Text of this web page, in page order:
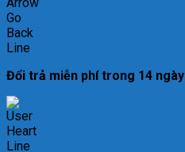
Đổi trả miễn phí trong 14 ngày